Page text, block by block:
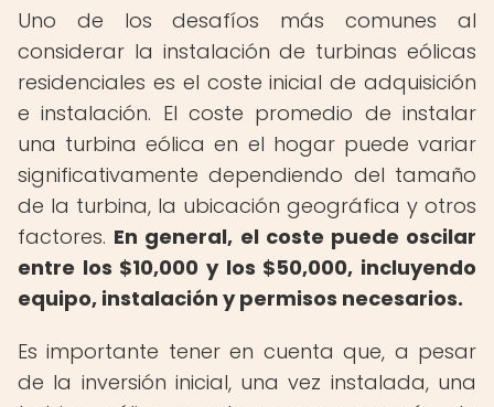
Uno de los desafíos más comunes al
considerar la instalación de turbinas eólicas
residenciales es el coste inicial de adquisición
e instalación. El coste promedio de instalar
una turbina eólica en el hogar puede variar
significativamente dependiendo del tamaño
de la turbina, la ubicación geográfica y otros
factores. En general, el coste puede oscilar
entre los $10,000 y los $50,000, incluyendo
equipo, instalación y permisos necesarios.
Es importante tener en cuenta que, a pesar
de la inversión inicial, una vez instalada, una